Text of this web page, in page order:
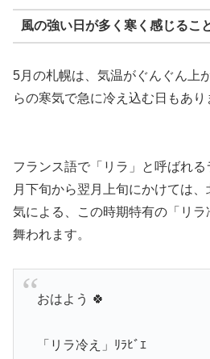
風の強い日が多く寒く感じるこ
5月の札幌は、気温がぐんぐん上
らの寒気で急に冷え込む日もあり
フランス語で「リラ」と呼ばれ
月下旬から翌月上旬にかけては
気による、この時期特有の「リ
舞われます。
おはよう 🍀
「リラ冷え」ﾘﾗﾋﾞｴ